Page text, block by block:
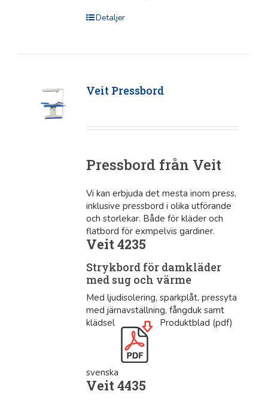
Detaljer
Veit Pressbord
Pressbord från Veit
Vi kan erbjuda det mesta inom press,
inklusive pressbord i olika utförande
och storlekar. Både för kläder och
flatbord för exmpelvis gardiner.
Veit 4235
Strykbord för damkläder
med sug och värme
Med ljudisolering, sparkplåt, pressyta
med järnavställning, fångduk samt
klädsel
Produktblad (pdf)
svenska
Veit 4435